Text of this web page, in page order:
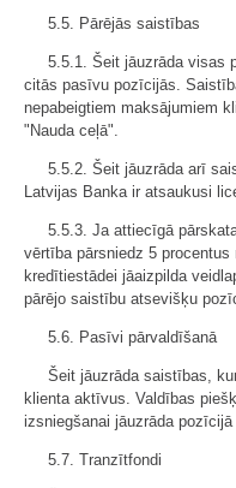
5.5. Pārējās saistības
5.5.1. Šeit jāuzrāda visas
citās pasīvu pozīcijās.
nepabeigtiem maksājumiem
"Nauda ceļā".
5.5.2. Šeit jāuzrāda arī
Latvijas Banka ir atsaukusi
5.5.3. Ja attiecīgā
vērtība pārsniedz 5
kredītiestādei jāaizpilda
pārējo saistību atsevišķu
5.6. Pasīvi pārvaldīšanā
Šeit jāuzrāda saistības,
klienta aktīvus. Valdības
izsniegšanai jāuzrāda
5.7. Tranzītfondi